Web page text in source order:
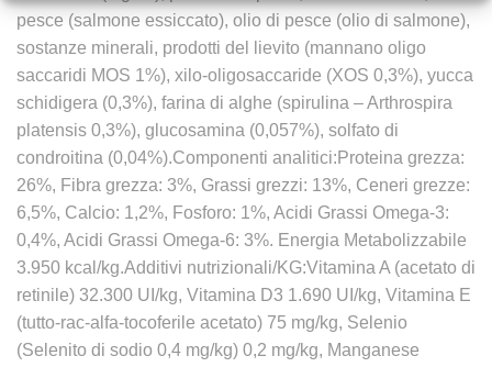
pesce (salmone essiccato), olio di pesce (olio di salmone),
sostanze minerali, prodotti del lievito (mannano oligo
saccaridi MOS 1%), xilo-oligosaccaride (XOS 0,3%), yucca
schidigera (0,3%), farina di alghe (spirulina – Arthrospira
platensis 0,3%), glucosamina (0,057%), solfato di
condroitina (0,04%).Componenti analitici:Proteina grezza:
26%, Fibra grezza: 3%, Grassi grezzi: 13%, Ceneri grezze:
6,5%, Calcio: 1,2%, Fosforo: 1%, Acidi Grassi Omega-3:
0,4%, Acidi Grassi Omega-6: 3%. Energia Metabolizzabile
3.950 kcal/kg.Additivi nutrizionali/KG:Vitamina A (acetato di
retinile) 32.300 UI/kg, Vitamina D3 1.690 UI/kg, Vitamina E
(tutto-rac-alfa-tocoferile acetato) 75 mg/kg, Selenio
(Selenito di sodio 0,4 mg/kg) 0,2 mg/kg, Manganese